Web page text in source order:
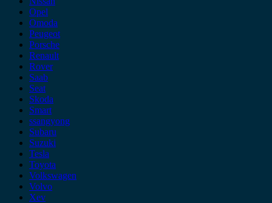
Opel
Omoda
Peugeot
Porsche
Renault
Rover
Saab
Seat
Skoda
Smart
ssangyong
Subaru
Suzuki
Tesla
Toyota
Volkswagen
Volvo
Xev